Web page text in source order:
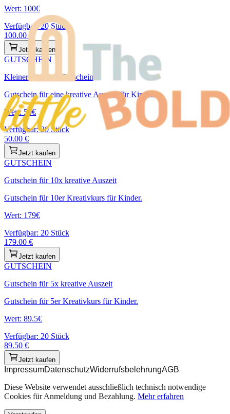
Wert: 100€
Verfügbar:20 Stück
100.00€
Jetzt kaufen
GUTSCHEIN
Kleiner kreativer Gutschein
Gutschein für eine kreative Auszeit für Kinder.
Wert: 50€
Verfügbar:20Stück
50.00 €
Jetzt kaufen
GUTSCHEIN
Gutschein für 10x kreative Auszeit
Gutschein für 10er Kreativkurs für Kinder.
Wert: 179€
Verfügbar: 20 Stück
179.00 €
Jetzt kaufen
GUTSCHEIN
Gutschein für 5x kreative Auszeit
Gutschein für 5er Kreativkurs für Kinder.
Wert: 89.5€
Verfügbar: 20 Stück
89.50 €
Jetzt kaufen
ImpressumDatenschutzWiderrufsbelehrungAGB
Diese Website verwendet ausschließlich technisch notwendige
Cookies für Anmeldung und Bezahlung. Mehr erfahren